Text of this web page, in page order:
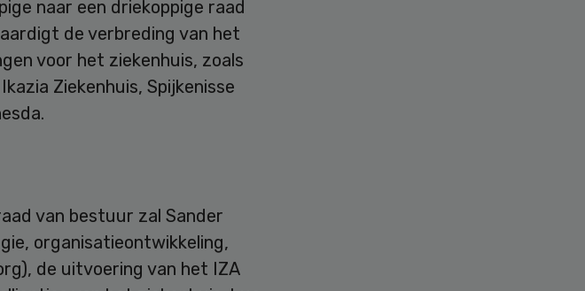
naar een driekoppige raad
de verbreding van het
voor het ziekenhuis, zoals
Ziekenhuis, Spijkenisse
van bestuur zal Sander
organisatieontwikkeling,
de uitvoering van het IZA